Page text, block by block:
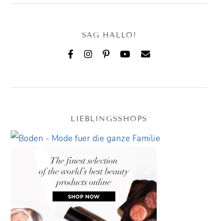
SAG HALLO!
LIEBLINGSSHOPS